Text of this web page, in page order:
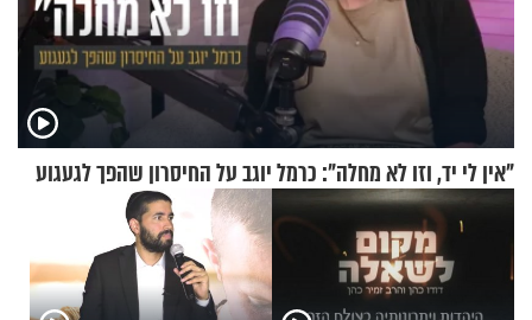
"אין לי יד, וזו לא מחלה": כרמל יוגב על החיסרון שהפך לגעגוע